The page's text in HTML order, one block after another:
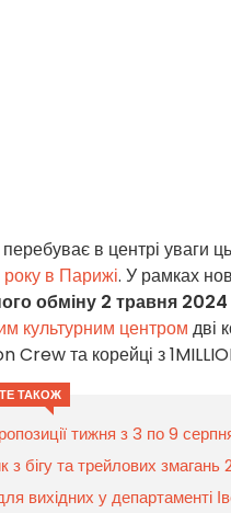
перебуває в центрі уваги
року в Парижі. У рамках
обміну 2 травня 2024
культурним центром дві
Crew та корейці з
ТАКОЖ
тижня з 3 по 9
з бігу та трейлових
вихідних у департаменті